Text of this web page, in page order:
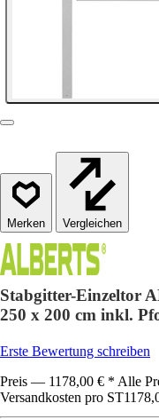
Vergleichen
Stabgitter-Einzeltor
250 x 200 cm inkl.
Erste Bewertung schreiben
Preis — 1178,00 € * Alle
Versandkosten pro ST